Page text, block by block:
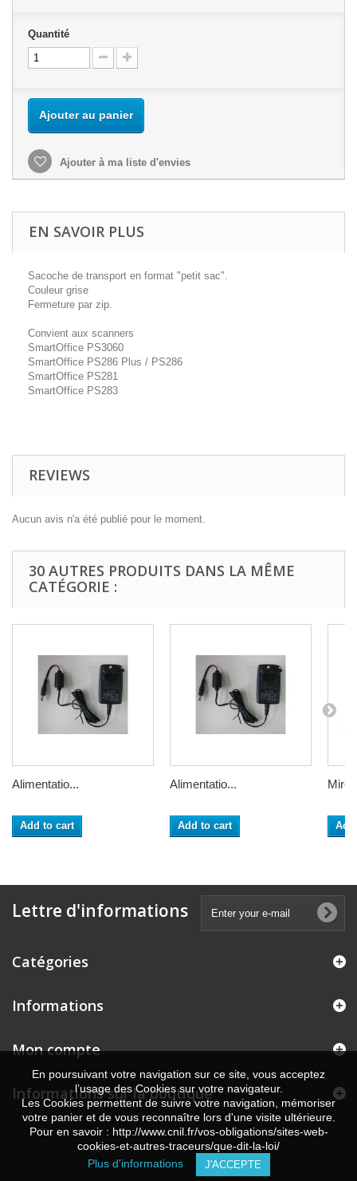
Quantité
Ajouter au panier
Ajouter à ma liste d'envies
EN SAVOIR PLUS
Sacoche de transport en format "petit sac".
Couleur grise
Fermeture par zip.
Convient aux scanners
SmartOffice PS3060
SmartOffice PS286 Plus / PS286
SmartOffice PS281
SmartOffice PS283
REVIEWS
Aucun avis n'a été publié pour le moment.
30 AUTRES PRODUITS DANS LA MÊME
CATÉGORIE :
Alimentatio...
Add to cart
Alimentatio...
Add to cart
Mire
Lettre d'informations
Catégories
Informations
Mon compte
Informations sur la boutique
En poursuivant votre navigation sur ce site, vous acceptez
l’usage des Cookies sur votre navigateur.
Les Cookies permettent de suivre votre navigation, mémoriser
votre panier et de vous reconnaître lors d'une visite ultérieure.
Pour en savoir : http://www.cnil.fr/vos-obligations/sites-web-
cookies-et-autres-traceurs/que-dit-la-loi/
Plus d'informations
J'ACCEPTE